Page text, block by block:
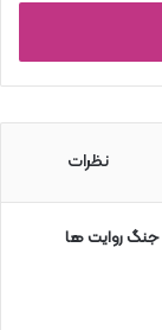
نظرات
جنگ روایت ها